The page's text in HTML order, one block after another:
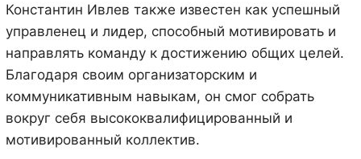
Константин Ивлев также известен как успешный
управленец и лидер, способный мотивировать и
направлять команду к достижению общих целей.
Благодаря своим организаторским и
коммуникативным навыкам, он смог собрать
вокруг себя высококвалифицированный и
мотивированный коллектив.